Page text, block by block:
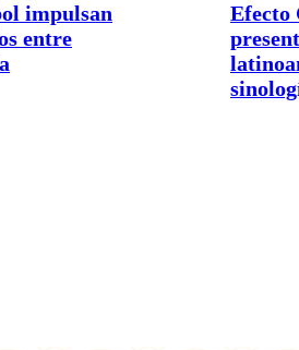
impulsan
entre
Efecto